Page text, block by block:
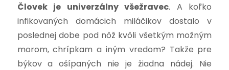
Človek je univerzálny všežravec. A koľko
infikovaných domácich miláčikov dostalo v
poslednej dobe pod nôž kvôli všetkým možným
morom, chrípkam a iným vredom? Takže pre
býkov a ošípaných nie je žiadna nádej. Nie